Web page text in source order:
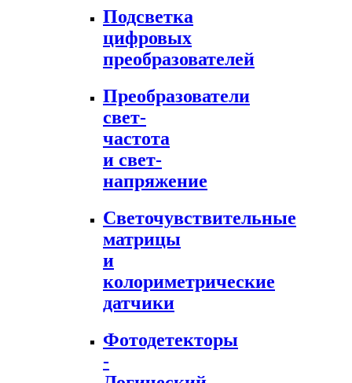
Подсветка
цифровых
преобразователей
Преобразователи
свет-
частота
и свет-
напряжение
Светочувствительные
матрицы
и
колориметрические
датчики
Фотодетекторы
-